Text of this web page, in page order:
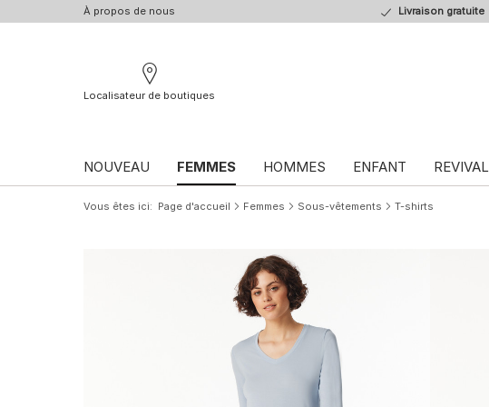
À propos de nous Livraison gratuite
Localisateur de boutiques
NOUVEAU FEMMES HOMMES ENFANT REVIVAL
Vous êtes ici Page d'accueil Femmes Sous-vêtements T-shirts